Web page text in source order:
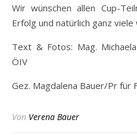
Wir wünschen allen Cup-
Erfolg und natürlich ganz
Text & Fotos: Mag.
ÖIV
Gez. Magdalena Bauer/Pr für
Von Verena Bauer